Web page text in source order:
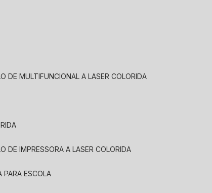
DE MULTIFUNCIONAL A LASER COLORIDA
DE IMPRESSORA A LASER COLORIDA
PARA ESCOLA